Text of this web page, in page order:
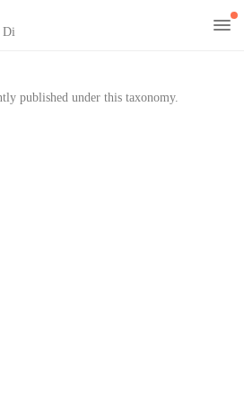
published under this taxonomy.